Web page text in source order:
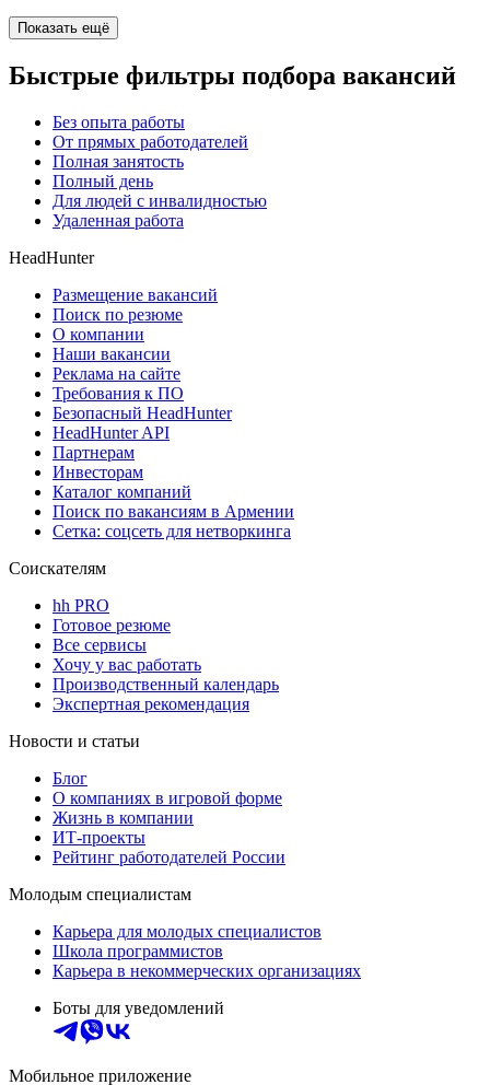
Показать ещё
Быстрые фильтры подбора вакансий
Без опыта работы
От прямых работодателей
Полная занятость
Полный день
Для людей с инвалидностью
Удаленная работа
HeadHunter
Размещение вакансий
Поиск по резюме
О компании
Наши вакансии
Реклама на сайте
Требования к ПО
Безопасный HeadHunter
HeadHunter API
Партнерам
Инвесторам
Каталог компаний
Поиск по вакансиям в Армении
Сетка: соцсеть для нетворкинга
Соискателям
hh PRO
Готовое резюме
Все сервисы
Хочу у вас работать
Производственный календарь
Экспертная рекомендация
Новости и статьи
Блог
О компаниях в игровой форме
Жизнь в компании
ИТ-проекты
Рейтинг работодателей России
Молодым специалистам
Карьера для молодых специалистов
Школа программистов
Карьера в некоммерческих организациях
Боты для уведомлений
Мобильное приложение